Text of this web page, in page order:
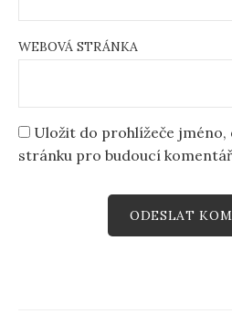
WEBOVÁ STRÁNKA
Uložit do prohlížeče jméno,
stránku pro budoucí